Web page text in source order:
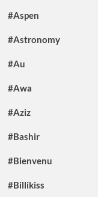
#Aspen
#Astronomy
#Au
#Awa
#Aziz
#Bashir
#Bienvenu
#Billikiss